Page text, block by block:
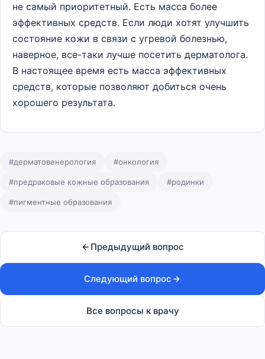
не самый приоритетный. Есть масса более
эффективных средств. Если люди хотят улучшить
состояние кожи в связи с угревой болезнью,
наверное, все-таки лучше посетить дерматолога.
В настоящее время есть масса эффективных
средств, которые позволяют добиться очень
хорошего результата.
#дерматовенерология #онкология
#предраковые кожные образования #родинки
#пигментные образования
Предыдущий вопрос
Следующий вопрос
Все вопросы к врачу